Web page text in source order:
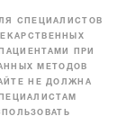
СПЕЦИАЛИСТОВ
ПРИ
МЕТОДОВ
НЕ ДОЛЖНА